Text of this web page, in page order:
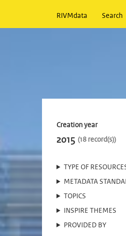
RIVMdata Search
Creation year
2015 18 record(s)
TYPE OF
METADATA
TOPICS
INSPIRE THEMES
PROVIDED BY